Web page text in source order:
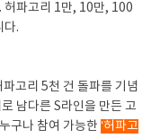
허파고리 1만, 10만, 100
다.
파고리 5천 건 돌파를 기념
남다른 S라인을 만든 고
구나 참여 가능한 ‘허파고